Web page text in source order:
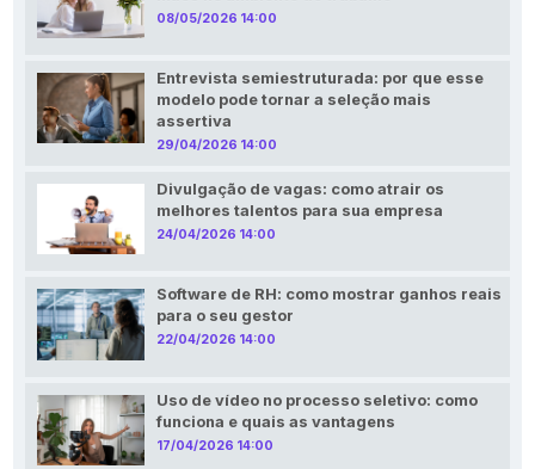
08/05/2026 14:00
Entrevista semiestruturada: por que esse
modelo pode tornar a seleção mais
assertiva
29/04/2026 14:00
Divulgação de vagas: como atrair os
melhores talentos para sua empresa
24/04/2026 14:00
Software de RH: como mostrar ganhos reais
para o seu gestor
22/04/2026 14:00
Uso de vídeo no processo seletivo: como
funciona e quais as vantagens
17/04/2026 14:00